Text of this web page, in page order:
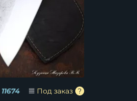
11674
Под заказ